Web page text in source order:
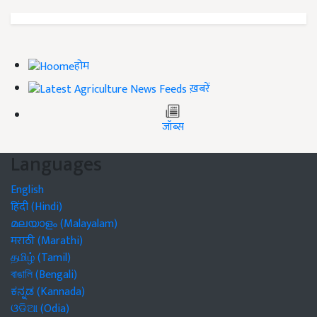
होम
ख़बरें
जॉब्स
Languages
English
हिंदी (Hindi)
മലയാളം (Malayalam)
मराठी (Marathi)
தமிழ் (Tamil)
বাঙালি (Bengali)
ಕನ್ನಡ (Kannada)
ଓଡିଆ (Odia)